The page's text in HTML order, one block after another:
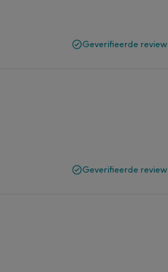
Geverifieerde review
Geverifieerde review